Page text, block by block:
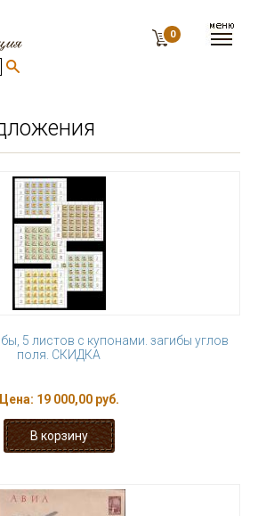
0
5 листов с купонами. загибы углов
поля. СКИДКА
Цена: 19 000,00 руб.